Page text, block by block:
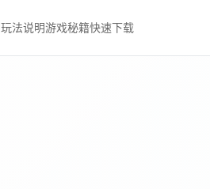
玩法说明游戏秘籍快速下载